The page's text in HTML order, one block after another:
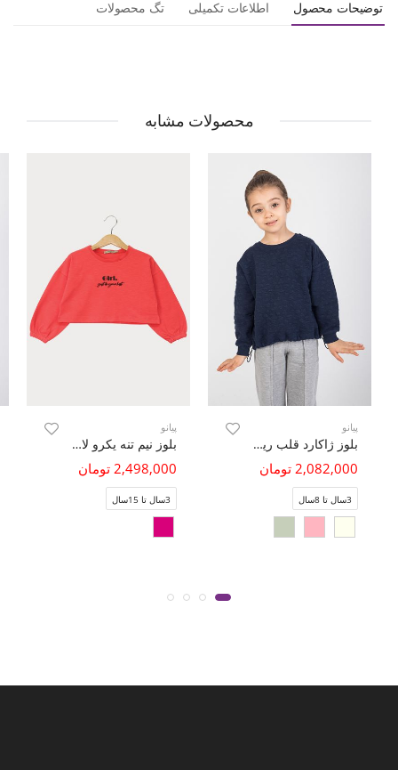
توضیحات محصول اطلاعات تکمیلی تگ محصولات
محصولات مشابه
پیانو
بلوز ژاکارد قلب ریز دمپا گت دار
2,082,000 تومان
3سال تا 8سال
پیانو
بلوز نیم تنه یکرو لایکرا (ست با کد 10195)
2,498,000 تومان
3سال تا 15سال